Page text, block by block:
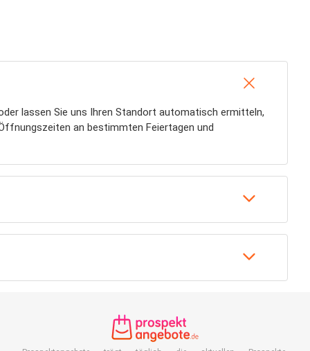
lassen Sie uns Ihren Standort automatisch ermitteln,
an bestimmten Feiertagen und